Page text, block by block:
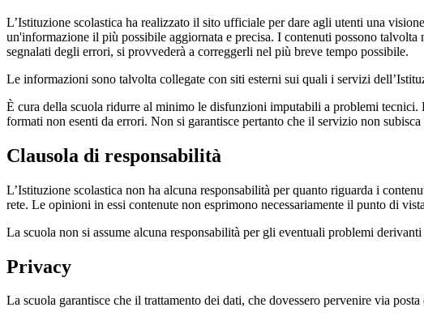
L’Istituzione scolastica ha realizzato il sito ufficiale per dare agli utenti una
un'informazione il più possibile aggiornata e precisa. I contenuti possono talvolta
segnalati degli errori, si provvederà a correggerli nel più breve tempo possibile.
Le informazioni sono talvolta collegate con siti esterni sui quali i servizi
È cura della scuola ridurre al minimo le disfunzioni imputabili a problemi
formati non esenti da errori. Non si garantisce pertanto che il servizio non
Clausola di responsabilità
L’Istituzione scolastica non ha alcuna responsabilità per quanto riguarda i
rete. Le opinioni in essi contenute non esprimono necessariamente il punto di
La scuola non si assume alcuna responsabilità per gli eventuali problemi
Privacy
La scuola garantisce che il trattamento dei dati, che dovessero pervenire via